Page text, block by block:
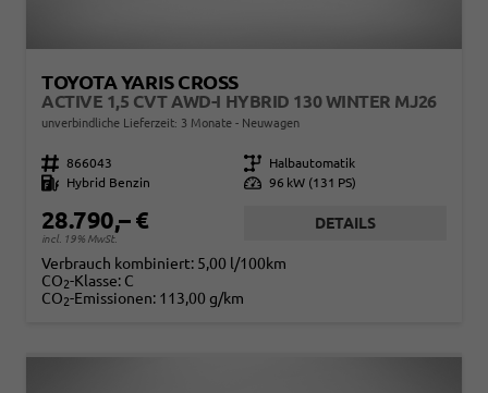
TOYOTA YARIS CROSS
ACTIVE 1,5 CVT AWD-I HYBRID 130 WINTER MJ26
unverbindliche Lieferzeit: 3 Monate Neuwagen
Fahrzeugnr. 866043 Getriebe
Halbautomatik
Kraftstoff
Hybrid Benzin Leistung 96 kW (131 PS)
28.790,– €
incl. 19% MwSt.
DETAILS
Verbrauch kombiniert: 5,00 l/100km
CO2-Klasse: C
CO2-Emissionen: 113,00 g/km